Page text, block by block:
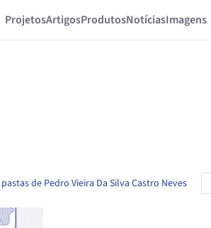
ProjetosArtigosProdutosNotíciasImagens
de Pedro Vieira Da Silva Castro Neves